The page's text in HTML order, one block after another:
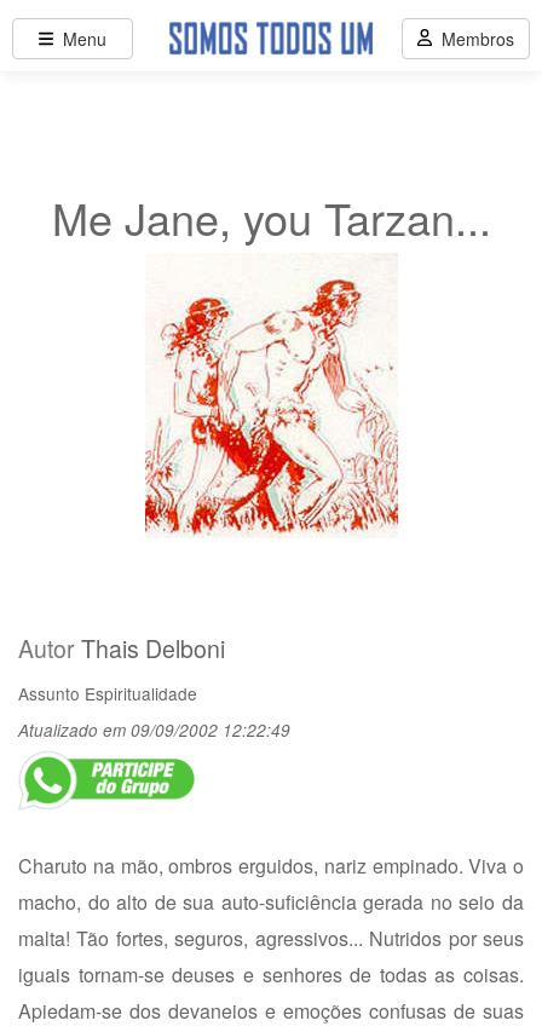
Me Jane, you Tarzan...
AutorThais Delboni
Assunto Espiritualidade
Atualizado em 09/09/2002 12:22:49
Charuto na mão, ombros erguidos, nariz empinado. Viva o
macho, do alto de sua auto-suficiência gerada no seio da
malta! Tão fortes, seguros, agressivos... Nutridos por seus
iguais tornam-se deuses e senhores de todas as coisas.
Apiedam-se dos devaneios e emoções confusas de suas
Menu Membros